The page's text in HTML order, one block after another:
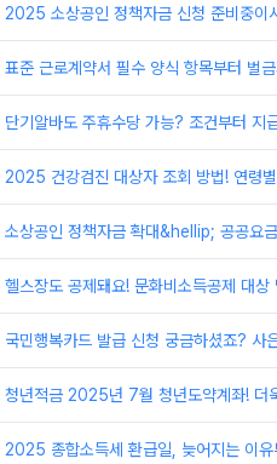
2025 소상공인 정책자금 신청 준비중이
표준 근로계약서 필수 양식 항목부터 벌
단기알바도 주휴수당 가능? 조건부터 지
2025 건강검진 대상자 조회 방법! 연령
소상공인 정책자금 확대&hellip; 공공요
헬스장도 공제돼요! 문화비소득공제 대상
국민행복카드 발급 신청 궁금하셨죠? 사
청년적금 2025년 7월 청년도약계좌! 더
2025 종합소득세 환급일, 늦어지는 이